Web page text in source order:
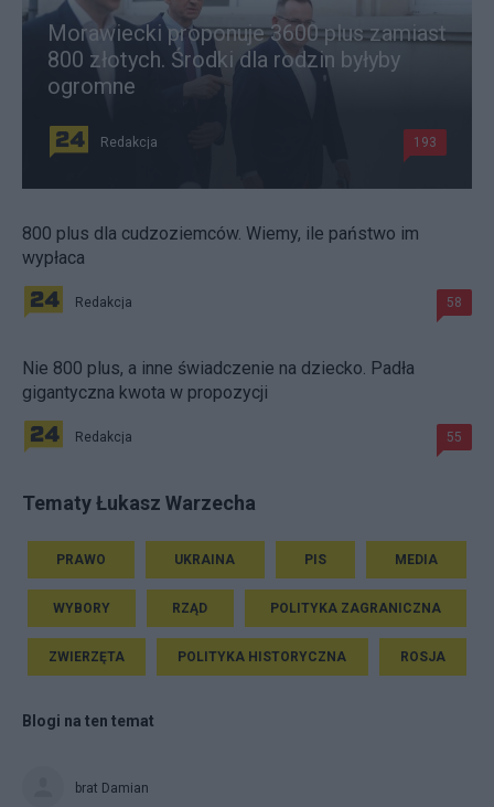
Morawiecki proponuje 3600 plus zamiast
800 złotych. Środki dla rodzin byłyby
ogromne
Redakcja 193
800 plus dla cudzoziemców. Wiemy, ile państwo im
wypłaca
Redakcja 58
Nie 800 plus, a inne świadczenie na dziecko. Padła
gigantyczna kwota w propozycji
Redakcja 55
Tematy Łukasz Warzecha
PRAWO UKRAINA PIS MEDIA
WYBORY RZĄD POLITYKA ZAGRANICZNA
ZWIERZĘTA POLITYKA HISTORYCZNA ROSJA
Blogi na ten temat
brat Damian